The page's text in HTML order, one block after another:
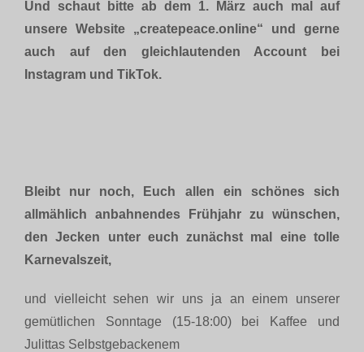
Und schaut bitte ab dem 1. März auch mal auf
unsere Website „createpeace.online“ und gerne
auch auf den gleichlautenden Account bei
Instagram und TikTok.
Bleibt nur noch, Euch allen ein schönes sich
allmählich anbahnendes Frühjahr zu wünschen,
den Jecken unter euch zunächst mal eine tolle
Karnevalszeit,
und vielleicht sehen wir uns ja an einem unserer
gemütlichen Sonntage (15-18:00) bei Kaffee und
Julittas Selbstgebackenem